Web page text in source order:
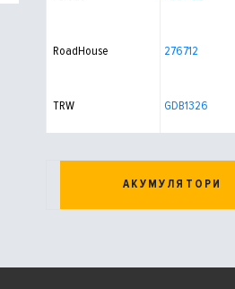
RoadHouse 276712
TRW GDB1326
АКУМУЛЯТОРИ